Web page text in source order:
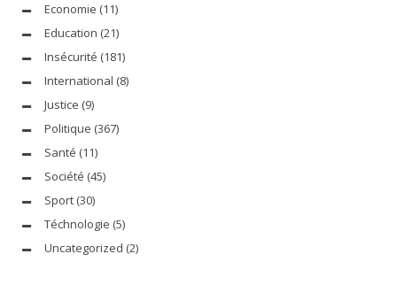
Economie (11)
Education (21)
Insécurité (181)
International (8)
Justice (9)
Politique (367)
Santé (11)
Société (45)
Sport (30)
Téchnologie (5)
Uncategorized (2)